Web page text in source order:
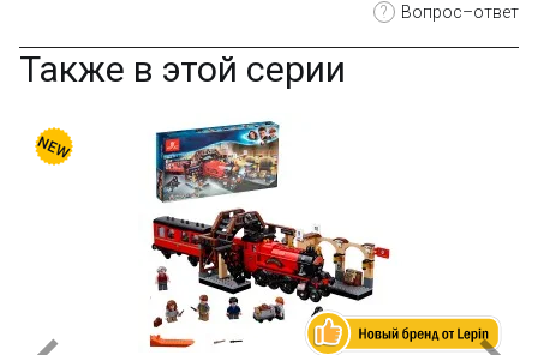
? Вопрос–ответ
Также в этой серии